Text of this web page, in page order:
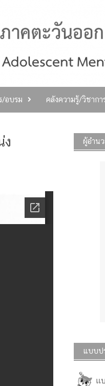
/อบรม คลังความรู้/วิชากา
ง
ผู้อำน
แบบป
แ